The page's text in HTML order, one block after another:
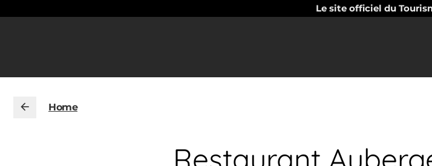
Le site officiel du
Home
Restaurant